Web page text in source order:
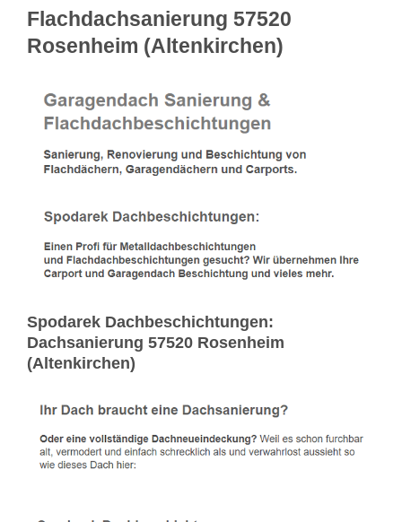
Flachdachsanierung 57520
Rosenheim (Altenkirchen)
Spodarek Dachbeschichtungen:
Dachsanierung 57520 Rosenheim
(Altenkirchen)